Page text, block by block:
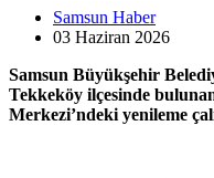
Samsun Haber
03 Haziran 2026
Samsun Büyükşehir
Tekkeköy ilçesinde
Merkezi’ndeki yenileme